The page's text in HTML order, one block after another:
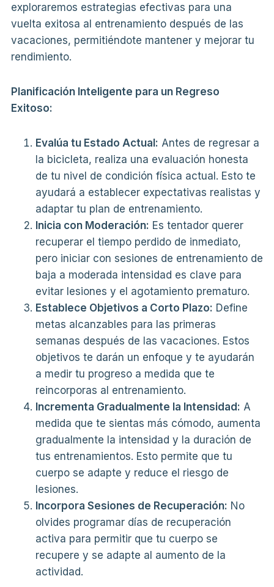
exploraremos estrategias efectivas para una
vuelta exitosa al entrenamiento después de las
vacaciones, permitiéndote mantener y mejorar tu
rendimiento.
Planificación Inteligente para un Regreso
Exitoso:
Evalúa tu Estado Actual: Antes de regresar a
la bicicleta, realiza una evaluación honesta
de tu nivel de condición física actual. Esto te
ayudará a establecer expectativas realistas y
adaptar tu plan de entrenamiento.
Inicia con Moderación: Es tentador querer
recuperar el tiempo perdido de inmediato,
pero iniciar con sesiones de entrenamiento de
baja a moderada intensidad es clave para
evitar lesiones y el agotamiento prematuro.
Establece Objetivos a Corto Plazo: Define
metas alcanzables para las primeras
semanas después de las vacaciones. Estos
objetivos te darán un enfoque y te ayudarán
a medir tu progreso a medida que te
reincorporas al entrenamiento.
Incrementa Gradualmente la Intensidad: A
medida que te sientas más cómodo, aumenta
gradualmente la intensidad y la duración de
tus entrenamientos. Esto permite que tu
cuerpo se adapte y reduce el riesgo de
lesiones.
Incorpora Sesiones de Recuperación: No
olvides programar días de recuperación
activa para permitir que tu cuerpo se
recupere y se adapte al aumento de la
actividad.